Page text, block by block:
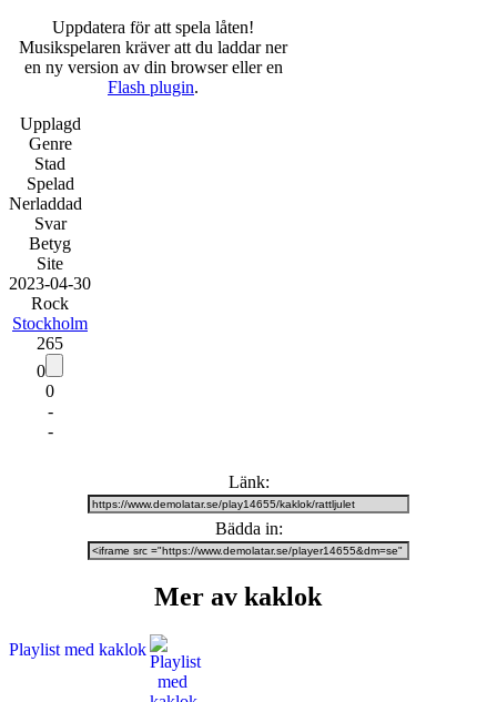
Uppdatera för att spela låten!
Musikspelaren kräver att du laddar ner
en ny version av din browser eller en
Flash plugin.
Upplagd
Genre
Stad
Spelad
Nerladdad
Svar
Betyg
Site
2023-04-30
Rock
Stockholm
265
0
0
-
-
Länk:
Bädda in:
Mer av kaklok
Playlist med kaklok